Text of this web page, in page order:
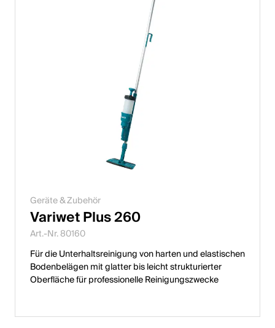
Geräte & Zubehör
Variwet Plus 260
Art.-Nr. 80160
Für die Unterhaltsreinigung von harten und elastischen
Bodenbelägen mit glatter bis leicht strukturierter
Oberfläche für professionelle Reinigungszwecke